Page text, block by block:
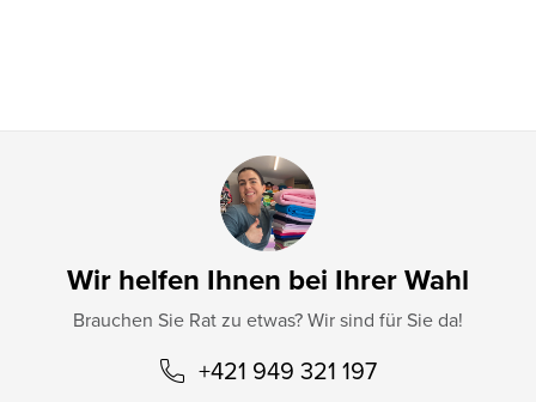
Wir helfen Ihnen bei Ihrer Wahl
Brauchen Sie Rat zu etwas? Wir sind für Sie da!
+421 949 321 197